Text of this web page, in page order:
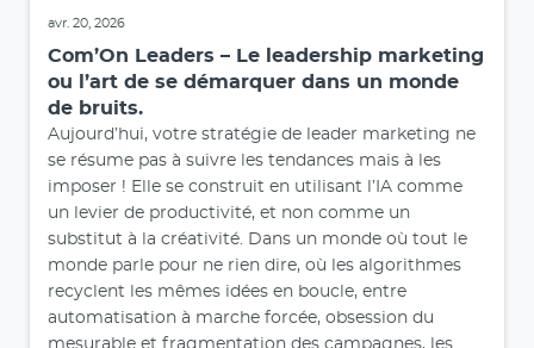
avr. 20, 2026
Com’On Leaders – Le leadership marketing
ou l’art de se démarquer dans un monde
de bruits.
Aujourd’hui, votre stratégie de leader marketing ne
se résume pas à suivre les tendances mais à les
imposer ! Elle se construit en utilisant l’IA comme
un levier de productivité, et non comme un
substitut à la créativité. Dans un monde où tout le
monde parle pour ne rien dire, où les algorithmes
recyclent les mêmes idées en boucle, entre
automatisation à marche forcée, obsession du
mesurable et fragmentation des campagnes, les